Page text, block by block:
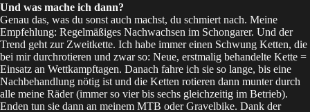
Und was mache ich dann?
Genau das, was du sonst auch machst, du schmiert nach. Meine
Empfehlung: Regelmäßiges Nachwachsen im Schongarer. Und der
Trend geht zur Zweitkette. Ich habe immer einen Schwung Ketten, die
bei mir durchrotieren und zwar so: Neue, erstmalig behandelte Kette =
Einsatz an Wettkampftagen. Danach fahre ich sie so lange, bis eine
Nachbehandlung nötig ist und die Ketten rotieren dann munter durch
alle meine Räder (immer so vier bis sechs gleichzeitig im Betrieb).
Enden tun sie dann an meinem MTB oder Gravelbike. Dank der